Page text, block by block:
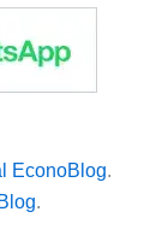
EconoBlog.
.